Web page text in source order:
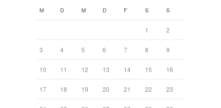
M D M D F S S
1 2
3 4 5 6 7 8 9
10 11 12 13 14 15 16
17 18 19 20 21 22 23